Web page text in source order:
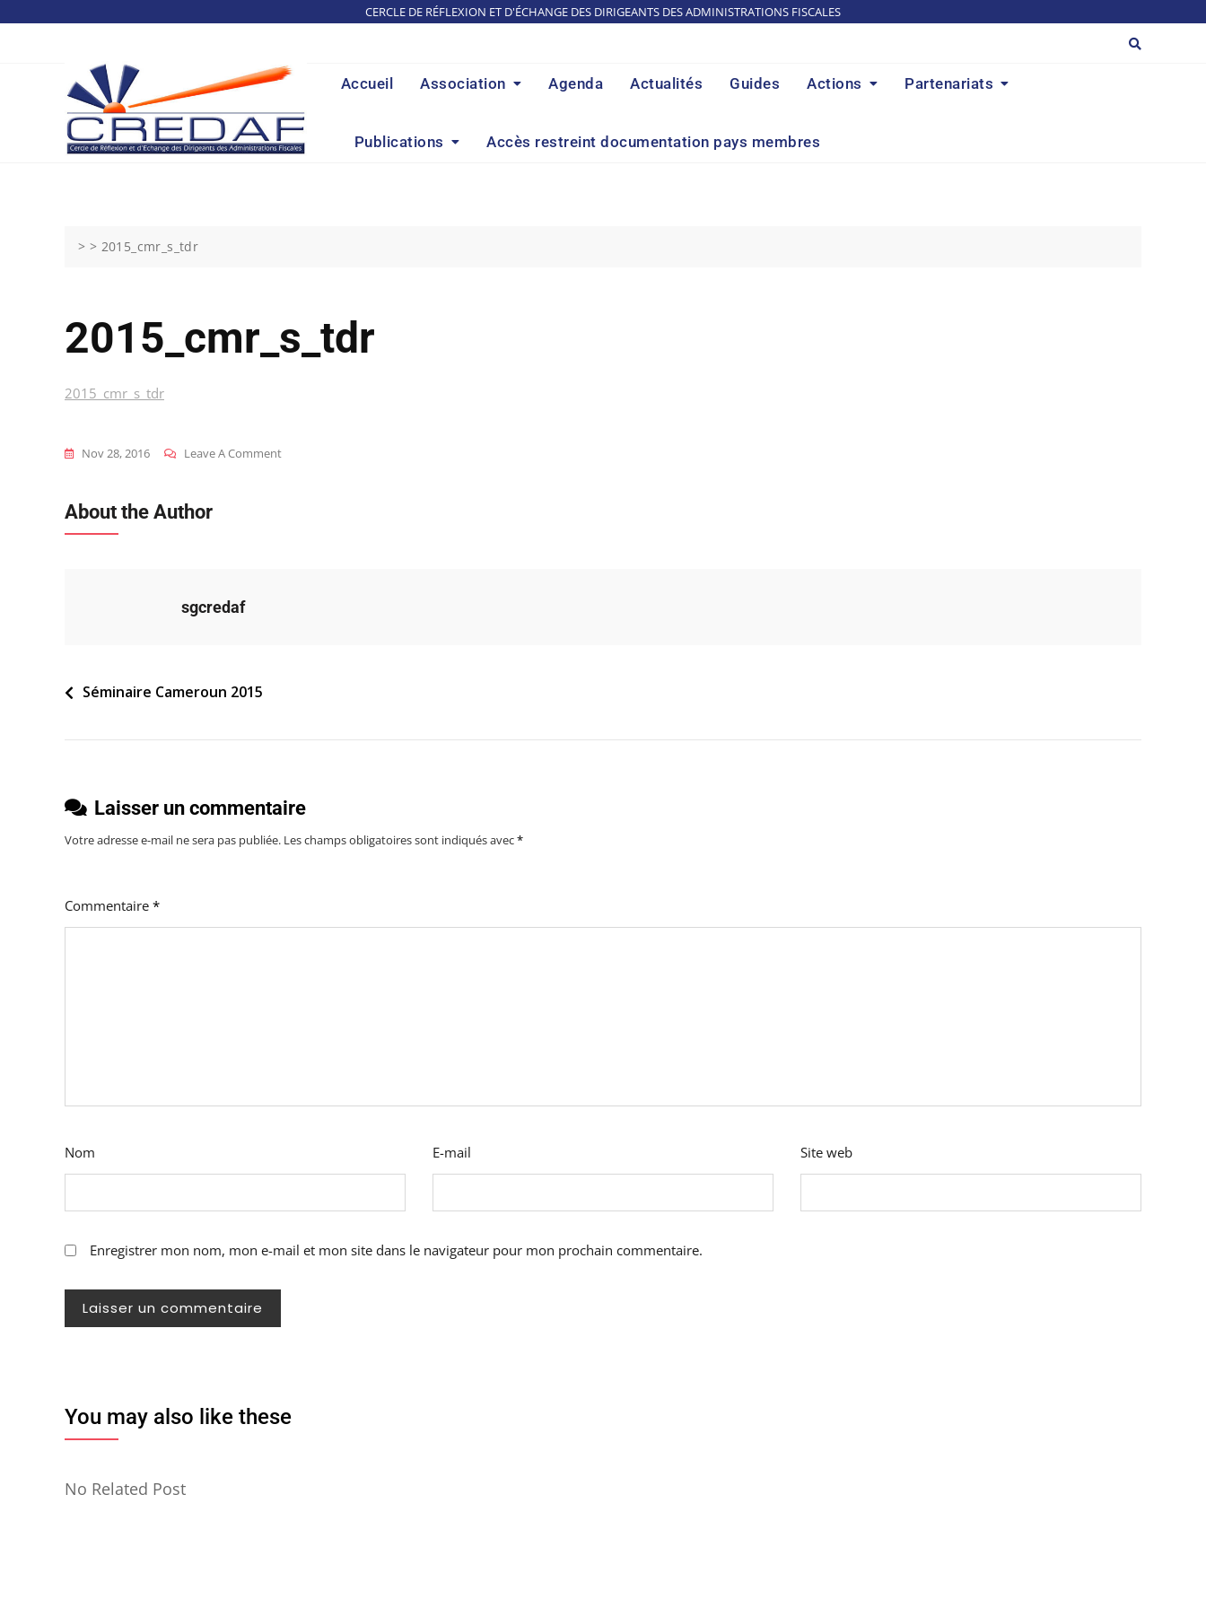
CERCLE DE RÉFLEXION ET D'ÉCHANGE DES DIRIGEANTS DES ADMINISTRATIONS FISCALES
Accueil Association Agenda Actualités Guides Actions Partenariats
Publications Accès restreint documentation pays membres
> > 2015_cmr_s_tdr
2015_cmr_s_tdr
2015_cmr_s_tdr
Nov 28, 2016 Leave A CommentOn
About the Author
sgcredaf
Navigation
Séminaire Cameroun 2015
Laisser un commentaire
Votre adresse e-mail ne sera pas publiée. Les champs obligatoires sont indiqués avec*
Commentaire *
Nom E-mail Site web
Enregistrer mon nom, mon e-mail et mon site dans le navigateur pour mon prochain commentaire.
You may also like these
No Related Post